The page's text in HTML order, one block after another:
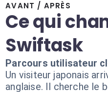
AVANT / APRÈS
Ce qui
Swiftask
Parcours utilisateur
Un visiteur japonais
anglaise. Il cherche le